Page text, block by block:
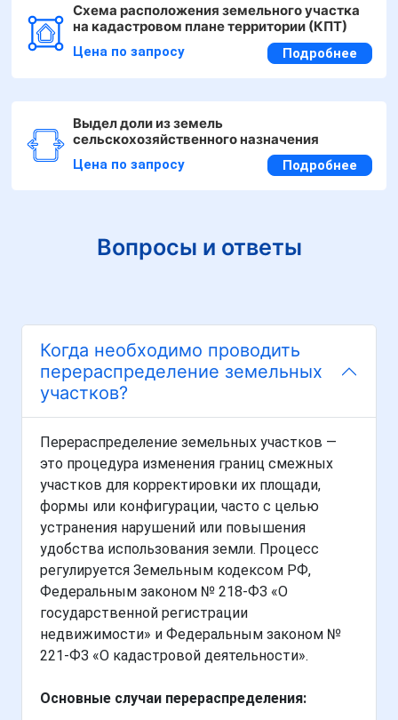
Схема расположения земельного участка
на кадастровом плане территории (КПТ)
Цена по запросу Подробнее
Выдел доли из земель
сельскохозяйственного назначения
Цена по запросу Подробнее
Вопросы и ответы
Когда необходимо проводить
перераспределение земельных
участков?
Перераспределение земельных участков —
это процедура изменения границ смежных
участков для корректировки их площади,
формы или конфигурации, часто с целью
устранения нарушений или повышения
удобства использования земли. Процесс
регулируется Земельным кодексом РФ,
Федеральным законом № 218-ФЗ «О
государственной регистрации
недвижимости» и Федеральным законом №
221-ФЗ «О кадастровой деятельности».
Основные случаи перераспределения: